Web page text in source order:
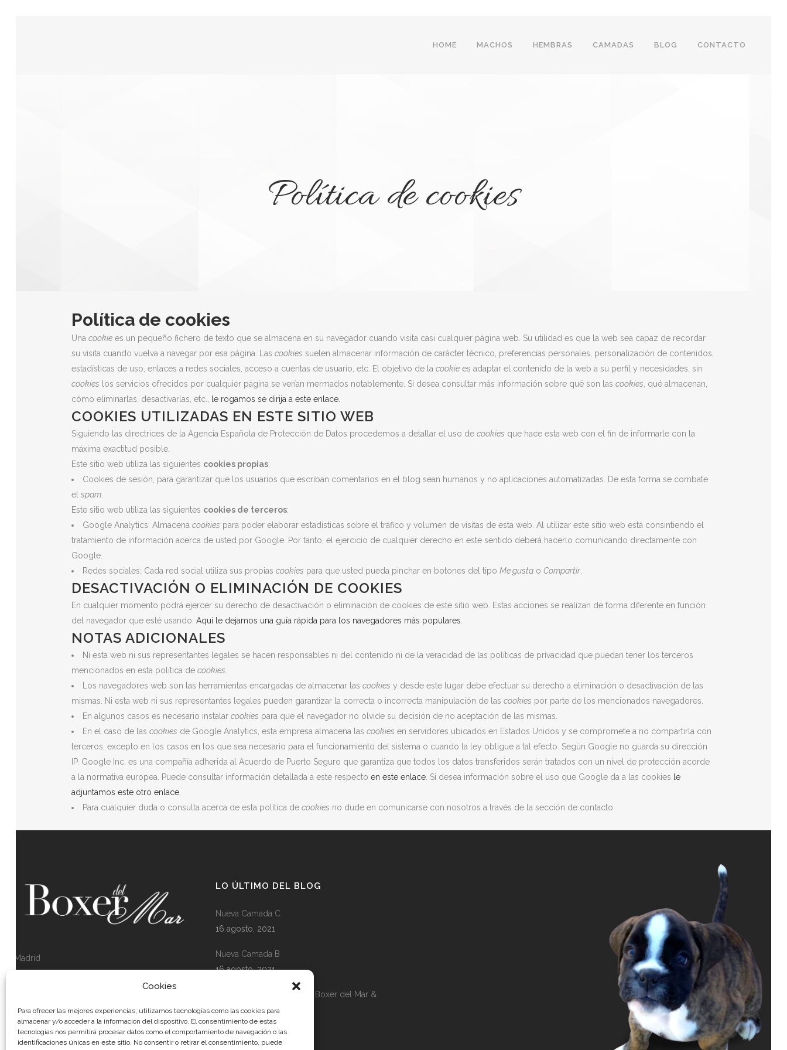
Cookies
Para ofrecer las mejores experiencias, utilizamos tecnologías como las cookies para
almacenar y/o acceder a la información del dispositivo. El consentimiento de estas
tecnologías nos permitirá procesar datos como el comportamiento de navegación o las
identificaciones únicas en este sitio. No consentir o retirar el consentimiento, puede
HOME MACHOS HEMBRAS CAMADAS BLOG CONTACTO
Política de cookies
Política de cookies
Una cookie es un pequeño fichero de texto que se almacena en su navegador cuando visita casi cualquier página web. Su utilidad es que la web sea capaz de recordar
su visita cuando vuelva a navegar por esa página. Las cookies suelen almacenar información de carácter técnico, preferencias personales, personalización de contenidos,
estadísticas de uso, enlaces a redes sociales, acceso a cuentas de usuario, etc. El objetivo de la cookie es adaptar el contenido de la web a su perfil y necesidades, sin
cookies los servicios ofrecidos por cualquier página se verían mermados notablemente. Si desea consultar más información sobre qué son las cookies , qué almacenan,
cómo eliminarlas, desactivarlas, etc.,
le rogamos se dirija a este enlace.
COOKIES UTILIZADAS EN ESTE SITIO WEB
Siguiendo las directrices de la Agencia Española de Protección de Datos procedemos a detallar el uso de cookies que hace esta web con el fin de informarle con la
máxima exactitud posible.
Este sitio web utiliza las siguientes cookies propias:
Cookies de sesión, para garantizar que los usuarios que escriban comentarios en el blog sean humanos y no aplicaciones automatizadas. De esta forma se combate
el spam
Este sitio web utiliza las siguientes cookies de terceros:
Google Analytics: Almacena cookies para poder elaborar estadísticas sobre el tráfico y volumen de visitas de esta web. Al utilizar este sitio web está consintiendo el
tratamiento de información acerca de usted por Google. Por tanto, el ejercicio de cualquier derecho en este sentido deberá hacerlo comunicando directamente con
Google.
Redes sociales: Cada red social utiliza sus propias cookies para que usted pueda pinchar en botones del tipo Me gusta o Compartir
DESACTIVACIÓN O ELIMINACIÓN DE COOKIES
En cualquier momento podrá ejercer su derecho de desactivación o eliminación de cookies de este sitio web. Estas acciones se realizan de forma diferente en función
del navegador que esté usando. Aquí le dejamos una guía rápida para los navegadores más populares
NOTAS ADICIONALES
Ni esta web ni sus representantes legales se hacen responsables ni del contenido ni de la veracidad de las políticas de privacidad que puedan tener los terceros
mencionados en esta política de cookies
Los navegadores web son las herramientas encargadas de almacenar las cookies y desde este lugar debe efectuar su derecho a eliminación o desactivación de las
mismas. Ni esta web ni sus representantes legales pueden garantizar la correcta o incorrecta manipulación de las cookies por parte de los mencionados navegadores.
En algunos casos es necesario instalar cookies para que el navegador no olvide su decisión de no aceptación de las mismas.
En el caso de las cookies de Google Analytics, esta empresa almacena las cookies en servidores ubicados en Estados Unidos y se compromete a no compartirla con
terceros, excepto en los casos en los que sea necesario para el funcionamiento del sistema o cuando la ley obligue a tal efecto. Según Google no guarda su dirección
IP. Google Inc. es una compañía adherida al Acuerdo de Puerto Seguro que garantiza que todos los datos transferidos serán tratados con un nivel de protección acorde
a la normativa europea. Puede consultar información detallada a este respecto en este enlace . Si desea información sobre el uso que Google da a las cookies le
adjuntamos este otro enlace
Para cualquier duda o consulta acerca de esta política de cookies no dude en comunicarse con nosotros a través de la sección de contacto.
Madrid
LO ÚLTIMO DEL BLOG
Nueva Camada C
16 agosto, 2021
Nueva Camada B
16 agosto, 2021
Nueva Camada A: Padrino Boxer del Mar &
Gina de Lubox
22 julio, 2021